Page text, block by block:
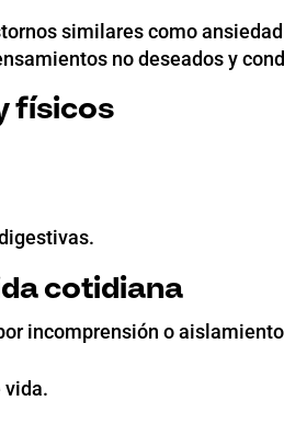
similares como
no deseados y
físicos
cotidiana
incomprensión o
vida.